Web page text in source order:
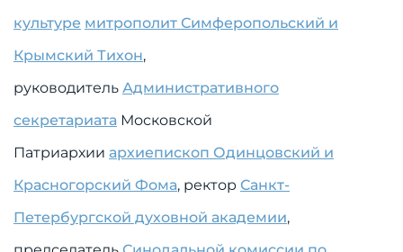
культуре митрополит Симферопольский и
Крымский Тихон,
руководитель Административного
секретариата Московской
Патриархии архиепископ Одинцовский и
Красногорский Фома, ректор Санкт-
Петербургской духовной академии,